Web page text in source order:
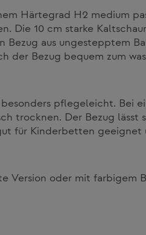
Härtegrad H2 medium
Die 10 cm starke
Bezug aus ungestepptem
der Bezug bequem zum
pflegeleicht. Bei
trocknen. Der Bezug lässt
für Kinderbetten geeignet
Version oder mit farbigem